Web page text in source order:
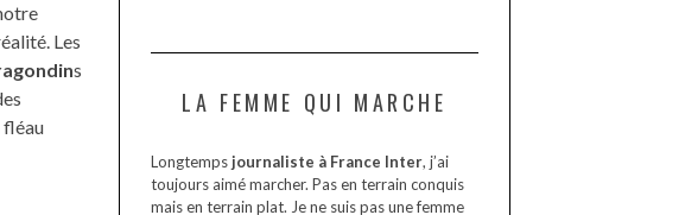
Les
s
fléau
LA FEMME QUI MARCHE
Longtempsjournaliste à France Inter, j’ai
toujours aimé marcher. Pas en terrain conquis